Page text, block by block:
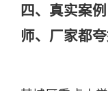
四、真实案
师、厂家都